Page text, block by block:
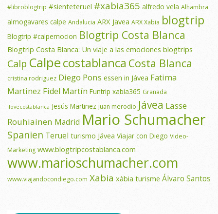
#libroblogtrip #sienteteruel #xabia365 alfredo vela Alhambra
almogavares calpe Andalucia ARX Javea ARX Xabia blogtrip
Blogtrip #calpemocion Blogtrip Costa Blanca
Blogtrip Costa Blanca: Un viaje a las emociones blogtrips
Calp Calpecostablanca Costa Blanca
cristina rodriguez Diego Pons essen in Jávea Fatima
Martinez Fidel Martín Funtrip xabia365 Granada
ilovecostablanca Jesús Martinez juan merodio Jávea Lasse
Rouhiainen Madrid Mario Schumacher
Spanien Teruel turismo Jávea Viajar con Diego Video-
Marketing www.blogtripcostablanca.com
www.marioschumacher.com
www.viajandocondiego.com Xabia xàbia turisme Álvaro Santos